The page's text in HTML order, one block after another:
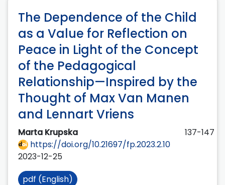
The Dependence of the Child
as a Value for Reflection on
Peace in Light of the Concept
of the Pedagogical
Relationship—Inspired by the
Thought of Max Van Manen
and Lennart Vriens
Marta Krupska
137-147
https://doi.org/10.21697/fp.2023.2.10
2023-12-25
pdf (English)